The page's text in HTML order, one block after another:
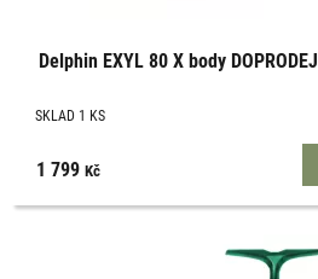
Delphin EXYL 80 X body DOPRODEJ
SKLAD 1 KS
1 799Kč